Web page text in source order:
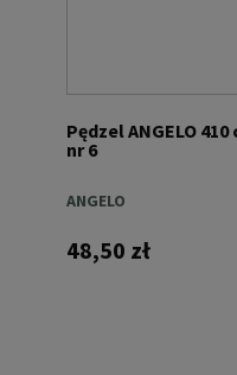
Pędzel ANGELO
nr 6
ANGELO
48,50 zł